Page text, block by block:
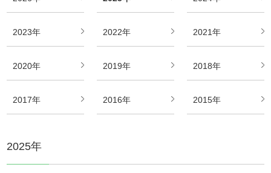
2023年 2022年 2021年
2020年 2019年 2018年
2017年 2016年 2015年
2025年